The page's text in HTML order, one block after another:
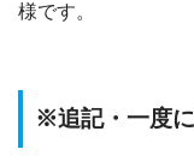
様です。
※追記・一度